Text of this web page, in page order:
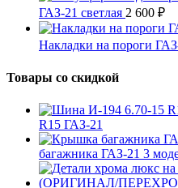
ГАЗ-21 светлая 2 600 ₽
Накладки на пороги
Товары со скидкой
R15 ГАЗ-21
багажника ГАЗ-21 3